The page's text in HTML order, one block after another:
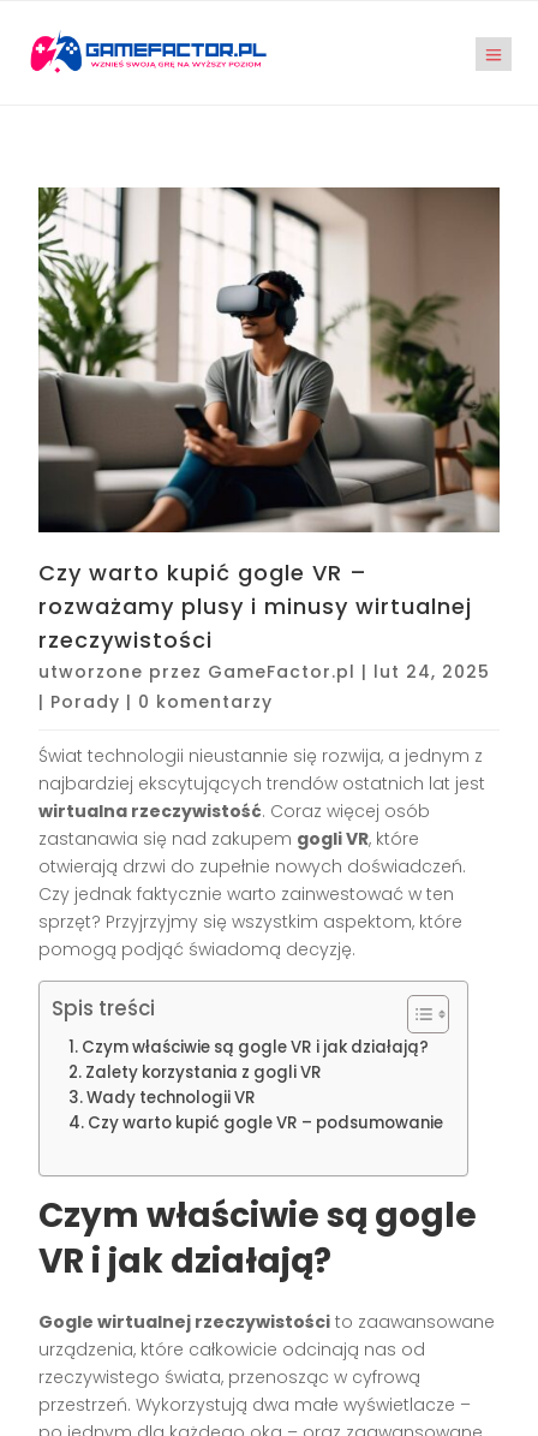
Czy warto kupić gogle VR –
rozważamy plusy i minusy wirtualnej
rzeczywistości
utworzone przez GameFactor.pl | lut 24, 2025
| Porady | 0 komentarzy
Świat technologii nieustannie się rozwija, a jednym z
najbardziej ekscytujących trendów ostatnich lat jest
wirtualna rzeczywistość. Coraz więcej osób
zastanawia się nad zakupem gogli VR, które
otwierają drzwi do zupełnie nowych doświadczeń.
Czy jednak faktycznie warto zainwestować w ten
sprzęt? Przyjrzyjmy się wszystkim aspektom, które
pomogą podjąć świadomą decyzję.
Spis treści
Czym właściwie są gogle VR i jak działają?
Zalety korzystania z gogli VR
Wady technologii VR
Czy warto kupić gogle VR – podsumowanie
Czym właściwie są gogle
VR i jak działają?
Gogle wirtualnej rzeczywistości to zaawansowane
urządzenia, które całkowicie odcinają nas od
rzeczywistego świata, przenosząc w cyfrową
przestrzeń. Wykorzystują dwa małe wyświetlacze –